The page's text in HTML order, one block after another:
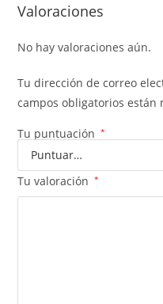
Valoraciones
No hay valoraciones aún.
Tu dirección de correo
campos obligatorios están
Tu puntuación *
Tu valoración *